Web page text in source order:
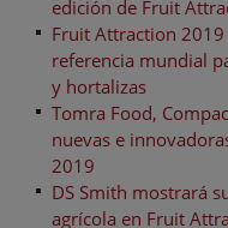
edición de Fruit
Fruit Attraction
referencia mundial
y hortalizas
Tomra Food,
nuevas e
2019
DS Smith mostrará
agrícola en Fruit